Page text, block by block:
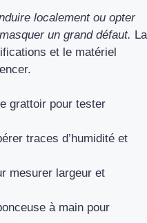
localement ou opter
un grand défaut. La
et le matériel
grattoir pour tester
traces d’humidité et
mesurer largeur et
à main pour